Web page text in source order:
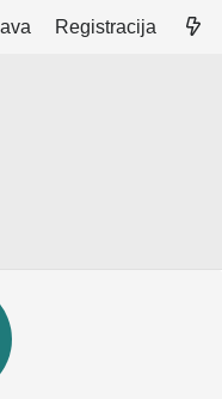
Registracija